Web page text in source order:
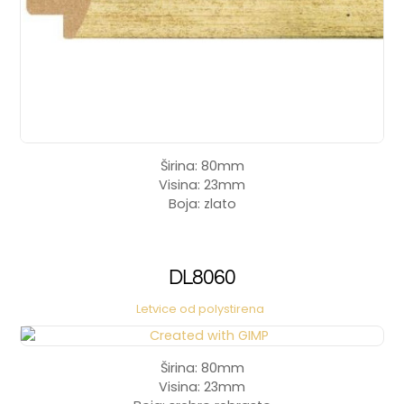
Širina: 80mm
Visina: 23mm
Boja: zlato
DL8060
Letvice od polystirena
Širina: 80mm
Visina: 23mm